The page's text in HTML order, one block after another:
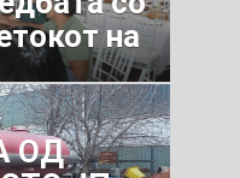
на
г.
ОД